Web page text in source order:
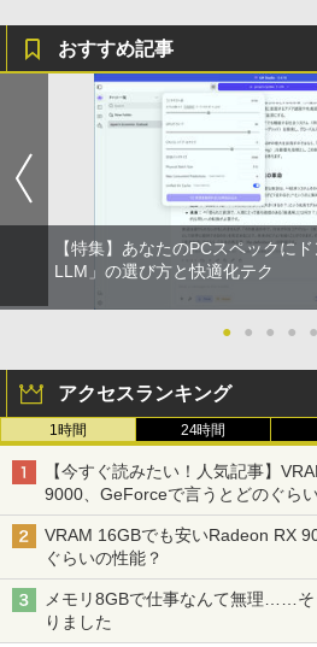
おすすめ記事
【特集】あなたのPCスペックに
LLM」の選び方と快適化テク
● ● ● ● ●
アクセスランキング
1時間 24時間
【今すぐ読みたい！人気記事】
9000、GeForceで言うとどのぐら
VRAM 16GBでも安いRadeon RX
ぐらいの性能？
メモリ8GBで仕事なんて無理……
りました